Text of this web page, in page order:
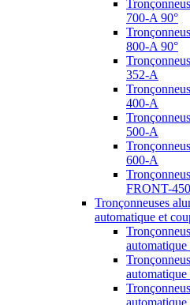
700-A 90°
800-A 90°
352-A
400-A
500-A
600-A
FRONT-450
Tronçonneuses
automatique et